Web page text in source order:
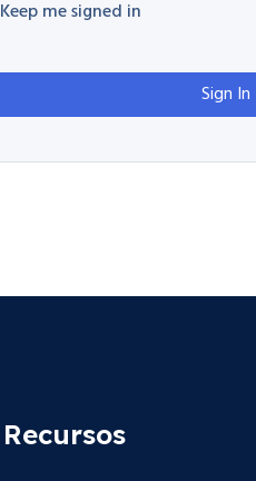
Keep me signed in
Sign In
Recursos